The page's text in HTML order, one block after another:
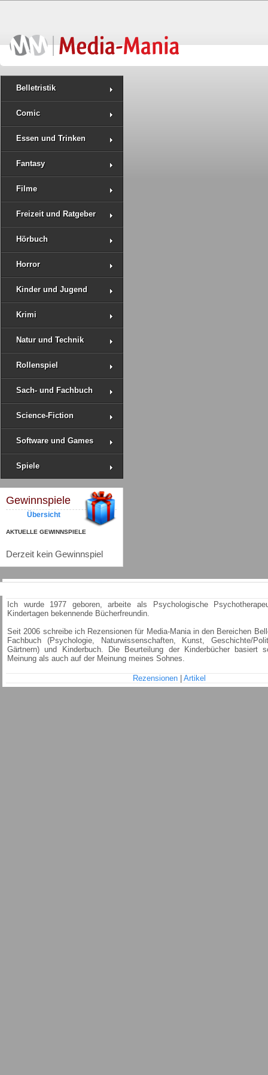
Belletristik
Comic
Essen und Trinken
Fantasy
Filme
Freizeit und Ratgeber
Hörbuch
Horror
Kinder und Jugend
Krimi
Natur und Technik
Rollenspiel
Sach- und Fachbuch
Science-Fiction
Software und Games
Spiele
Gewinnspiele
Übersicht
AKTUELLE GEWINNSPIELE
Derzeit kein Gewinnspiel
Ich wurde 1977 geboren, arbeite als Psychologische
Kindertagen bekennende Bücherfreundin.
Seit 2006 schreibe ich Rezensionen für Media-Mania in den Bereichen
Fachbuch (Psychologie, Naturwissenschaften, Kunst, Geschichte/
Gärtnern) und Kinderbuch. Die Beurteilung der Kinderbücher basiert
Meinung als auch auf der Meinung meines Sohnes.
Rezensionen| Artikel